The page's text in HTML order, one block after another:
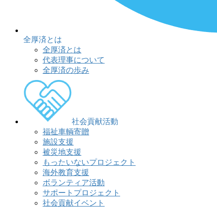
全厚済とは
全厚済とは
代表理事について
全厚済の歩み
社会貢献活動
福祉車輌寄贈
施設支援
被災地支援
もったいないプロジェクト
海外教育支援
ボランティア活動
サポートプロジェクト
社会貢献イベント